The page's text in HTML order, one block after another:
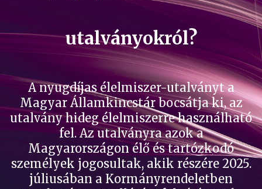
utalványokról?
A nyugdíjas élelmiszer-utalványt a
Magyar Államkincstár bocsátja ki, az
utalvány hideg élelmiszerre használható
fel. Az utalványra azok a
Magyarországon élő és tartózkodó
személyek jogosultak, akik részére 2025.
júliusában a Kormányrendeletben